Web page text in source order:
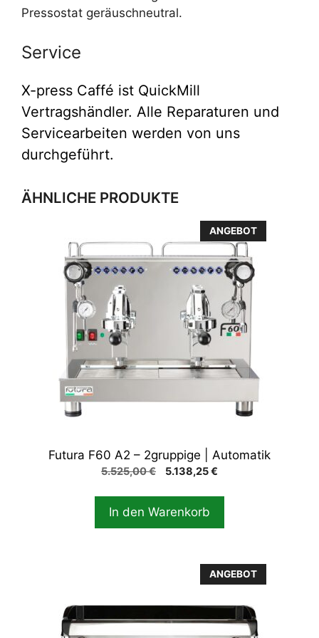
Pressostat geräuschneutral.
Service
X-press Caffé ist QuickMill
Vertragshändler. Alle Reparaturen und
Servicearbeiten werden von uns
durchgeführt.
ÄHNLICHE PRODUKTE
ANGEBOT
Futura F60 A2 – 2gruppige | Automatik
5.525,00€
Ursprünglicher
war:
5.525,00 €
5.138,25€
ist:
In den Warenkorb
ANGEBOT
mehrere